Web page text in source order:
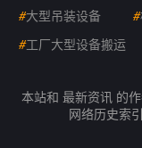
#大型吊装设备 #
#工厂大型设备搬运
本站和 最新资讯 的
网络历史索